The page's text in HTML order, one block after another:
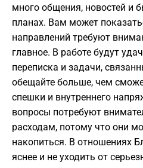
много общения, новостей и
планах. Вам может
направлений требуют
главное. В работе будут
переписка и задачи,
обещайте больше, чем
спешки и внутреннего
вопросы потребуют
расходам, потому что они
накопиться. В отношениях
яснее и не уходить от